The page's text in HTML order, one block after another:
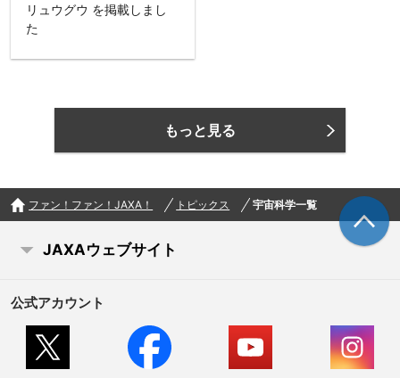
リュウグウ を掲載しまし
た
もっと見る
ファン！ファン！JAXA！ トピックス 宇宙科学一覧
JAXAウェブサイト
公式アカウント